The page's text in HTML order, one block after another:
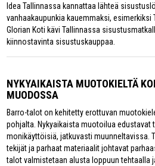
Idea Tallinnassa kannattaa lähteä
vanhaakaupunkia kauemmaksi, esimerkiksi
Glorian Koti kävi Tallinnassa
kiinnostavinta sisustuskauppaa.
NYKYAIKAISTA MUOTOKIELTÄ
MUODOSSA
Barro-talot on kehitetty erottuvan
pohjalta. Nykyaikaista muotoilua edustavat
monikäyttöisiä, jatkuvasti muunneltavissa.
tekijät ja parhaat materiaalit johtavat
talot valmistetaan alusta loppuun tehtaalla